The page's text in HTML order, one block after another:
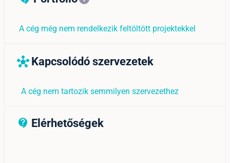
A cég még nem rendelkezik feltöltött projektekkel
hub Kapcsolódó szervezetek
A cég nem tartozik semmilyen szervezethez
contact_support_outline
Elérhetőségek